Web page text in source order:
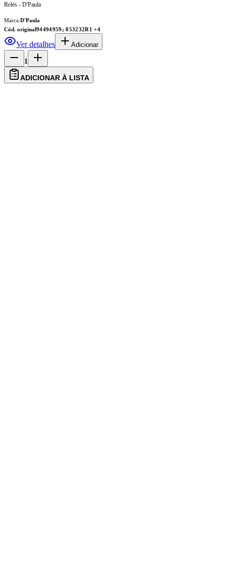
Relés - D'Paula
Marca:D'Paula
Cód. original94494959; 053232R1 +4
Ver detalhes Adicionar
1
ADICIONAR À LISTA